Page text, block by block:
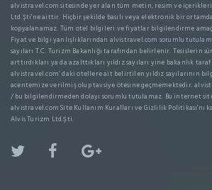
alvistravel.com sitesinde yer alan tüm metin, resim ve
Ltd.Şti'ne aittir. Hiçbir şekilde basılı veya elektronik bir
kopyalanamaz. Tüm otel bilgileri ve fiyatlar bilgilendirme
Fiyat ve bilgi yanlışlıklarından alvistravel.com sorumlu
sayıları T.C. Turizm Bakanlığı tarafından belirlenir. Tesislerin
arttırdıkları ya da azalttıkları yıldız sayıları yine bakanlık
alvistravel.com’ daki otellere ait belirtilen yıldız sayılarının
acentemize verilmiş olup tavsiye ötesine geçmemektedir.
/ bu bilgilendirmeden dolayı sorumlu tutulamaz. Bu internet
alvistravel.com Site Kullanım Kuralları ve Gizlilik Politikası'nı
Alvis Turizm Ltd.Şti.